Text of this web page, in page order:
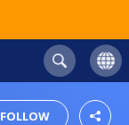
FOLLOW